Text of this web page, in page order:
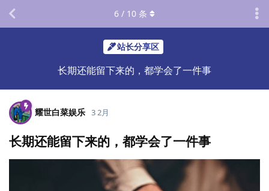
站长分享区
长期还能留下来的，都学会了一件事
6 / 10 条
耀世白菜娱乐 3 2月
长期还能留下来的，都学会了一件事